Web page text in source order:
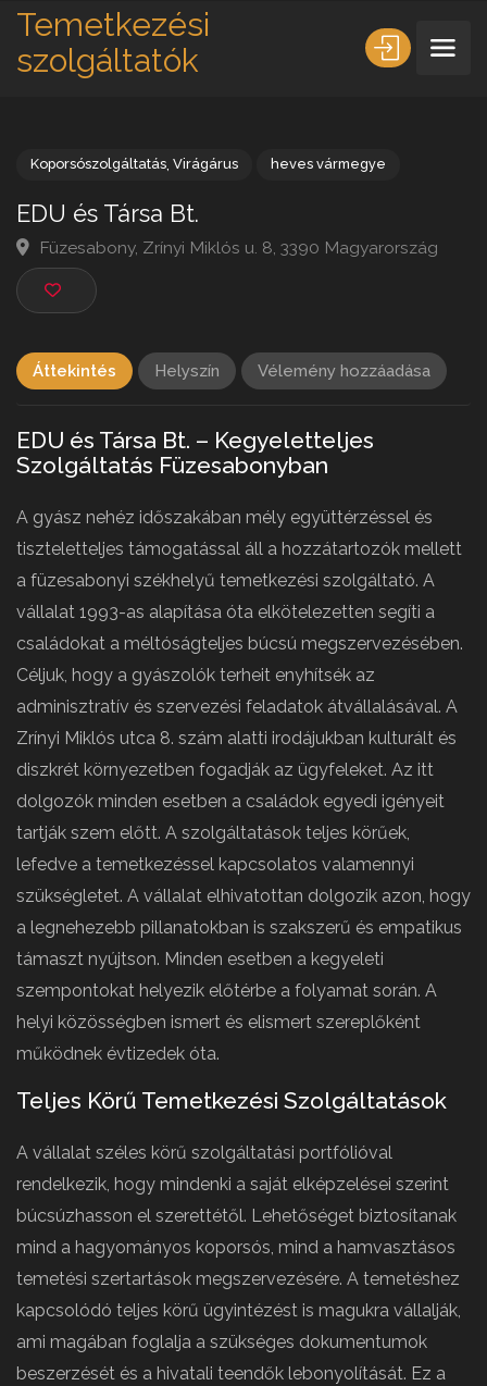
Temetkezési
szolgáltatók
EDU és Társa Bt.
Füzesabony, Zrínyi Miklós u. 8, 3390 Magyarország
Áttekintés Helyszín Vélemény hozzáadása
EDU és Társa Bt. – Kegyeletteljes
Szolgáltatás Füzesabonyban
A gyász nehéz időszakában mély együttérzéssel és
tiszteletteljes támogatással áll a hozzátartozók mellett
a füzesabonyi székhelyű temetkezési szolgáltató. A
vállalat 1993-as alapítása óta elkötelezetten segíti a
családokat a méltóságteljes búcsú megszervezésében.
Céljuk, hogy a gyászolók terheit enyhítsék az
adminisztratív és szervezési feladatok átvállalásával. A
Zrínyi Miklós utca 8. szám alatti irodájukban kulturált és
diszkrét környezetben fogadják az ügyfeleket. Az itt
dolgozók minden esetben a családok egyedi igényeit
tartják szem előtt. A szolgáltatások teljes körűek,
lefedve a temetkezéssel kapcsolatos valamennyi
szükségletet. A vállalat elhivatottan dolgozik azon, hogy
a legnehezebb pillanatokban is szakszerű és empatikus
támaszt nyújtson. Minden esetben a kegyeleti
szempontokat helyezik előtérbe a folyamat során. A
helyi közösségben ismert és elismert szereplőként
működnek évtizedek óta.
Teljes Körű Temetkezési Szolgáltatások
A vállalat széles körű szolgáltatási portfólióval
rendelkezik, hogy mindenki a saját elképzelései szerint
búcsúzhasson el szerettétől. Lehetőséget biztosítanak
mind a hagyományos koporsós, mind a hamvasztásos
temetési szertartások megszervezésére. A temetéshez
kapcsolódó teljes körű ügyintézést is magukra vállalják,
ami magában foglalja a szükséges dokumentumok
beszerzését és a hivatali teendők lebonyolítását. Ez a